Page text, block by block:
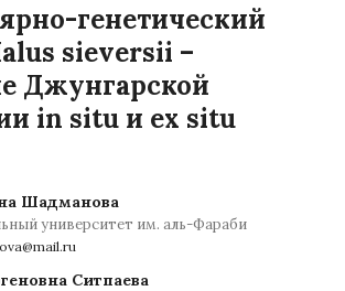
генетический
sieversii –
Джунгарской
in situ и ex situ
Шадманова
университет им. аль-Фараби
Ситпаева